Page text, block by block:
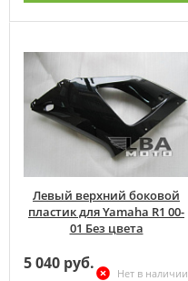
Левый верхний боковой
пластик для Yamaha R1 00-
01 Без цвета
5 040 руб.
Нет в наличии